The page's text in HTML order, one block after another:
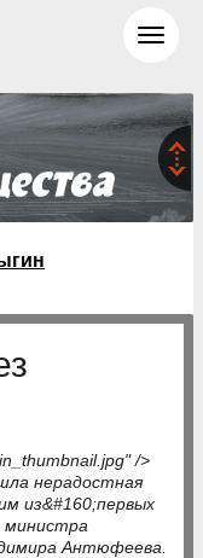
/>
нерадостная
из&#160;первых
министра
Антюфеева.